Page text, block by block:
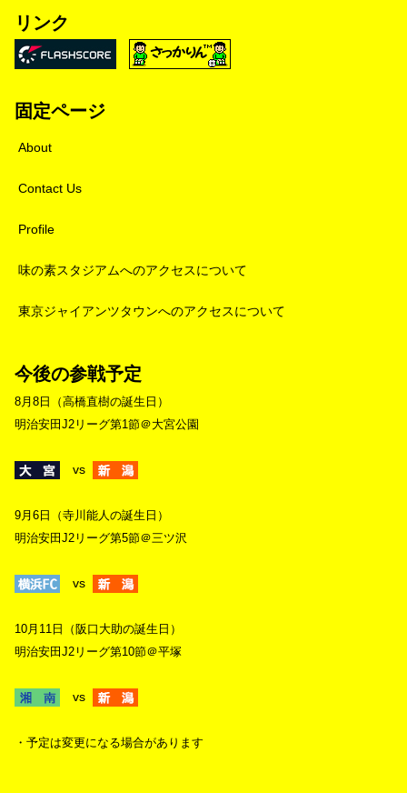
リンク
固定ページ
About
Contact Us
Profile
味の素スタジアムへのアクセスについて
東京ジャイアンツタウンへのアクセスについて
今後の参戦予定
8月8日（高橋直樹の誕生日）
明治安田J2リーグ第1節＠大宮公園
vs
9月6日（寺川能人の誕生日）
明治安田J2リーグ第5節＠三ツ沢
vs
10月11日（阪口大助の誕生日）
明治安田J2リーグ第10節＠平塚
vs
・予定は変更になる場合があります